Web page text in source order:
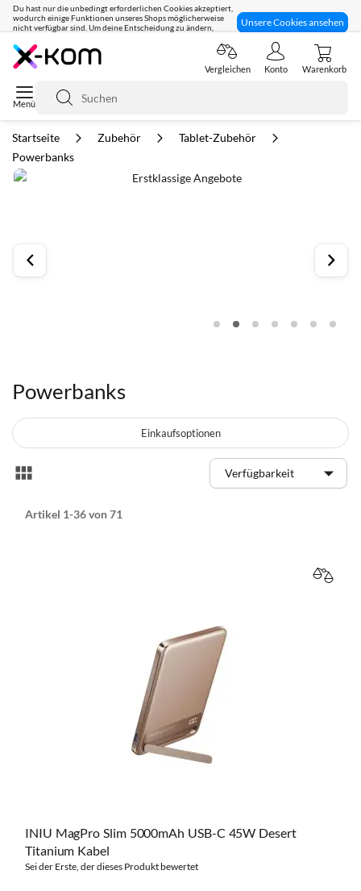
Du hast nur die unbedingt erforderlichen Cookies akzeptiert,
wodurch einige Funktionen unseres Shops möglicherweise
nicht verfügbar sind. Um deine Entscheidung zu ändern,
Unsere Cookies ansehen
Seit 8 Jahren für dich da!
Suche
Vergleichen Konto Warenkorb
Startseite Zubehör
Tablet-Zubehör
Powerbanks
Powerbanks
Anzeigen
Liste
Artikel 1-36von71
INIU MagPro Slim 5000mAh USB-C 45W Desert
Titanium Kabel
Sei der Erste, der dieses Produkt bewertet
Einkaufsoptionen